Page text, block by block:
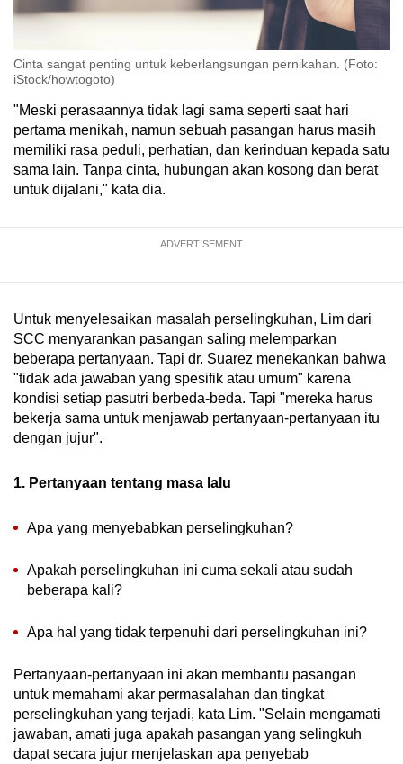
Cinta sangat penting untuk keberlangsungan pernikahan. (Foto:
iStock/howtogoto)
"Meski perasaannya tidak lagi sama seperti saat hari
pertama menikah, namun sebuah pasangan harus masih
memiliki rasa peduli, perhatian, dan kerinduan kepada satu
sama lain. Tanpa cinta, hubungan akan kosong dan berat
untuk dijalani," kata dia.
ADVERTISEMENT
Untuk menyelesaikan masalah perselingkuhan, Lim dari
SCC menyarankan pasangan saling melemparkan
beberapa pertanyaan. Tapi dr. Suarez menekankan bahwa
"tidak ada jawaban yang spesifik atau umum" karena
kondisi setiap pasutri berbeda-beda. Tapi "mereka harus
bekerja sama untuk menjawab pertanyaan-pertanyaan itu
dengan jujur".
1. Pertanyaan tentang masa lalu
Apa yang menyebabkan perselingkuhan?
Apakah perselingkuhan ini cuma sekali atau sudah
beberapa kali?
Apa hal yang tidak terpenuhi dari perselingkuhan ini?
Pertanyaan-pertanyaan ini akan membantu pasangan
untuk memahami akar permasalahan dan tingkat
perselingkuhan yang terjadi, kata Lim. "Selain mengamati
jawaban, amati juga apakah pasangan yang selingkuh
dapat secara jujur menjelaskan apa penyebab